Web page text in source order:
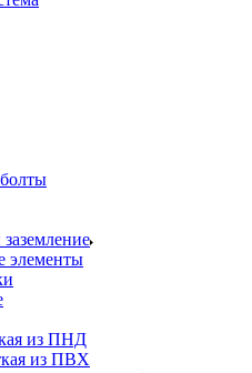
элементы
из ПНД
из ПВХ